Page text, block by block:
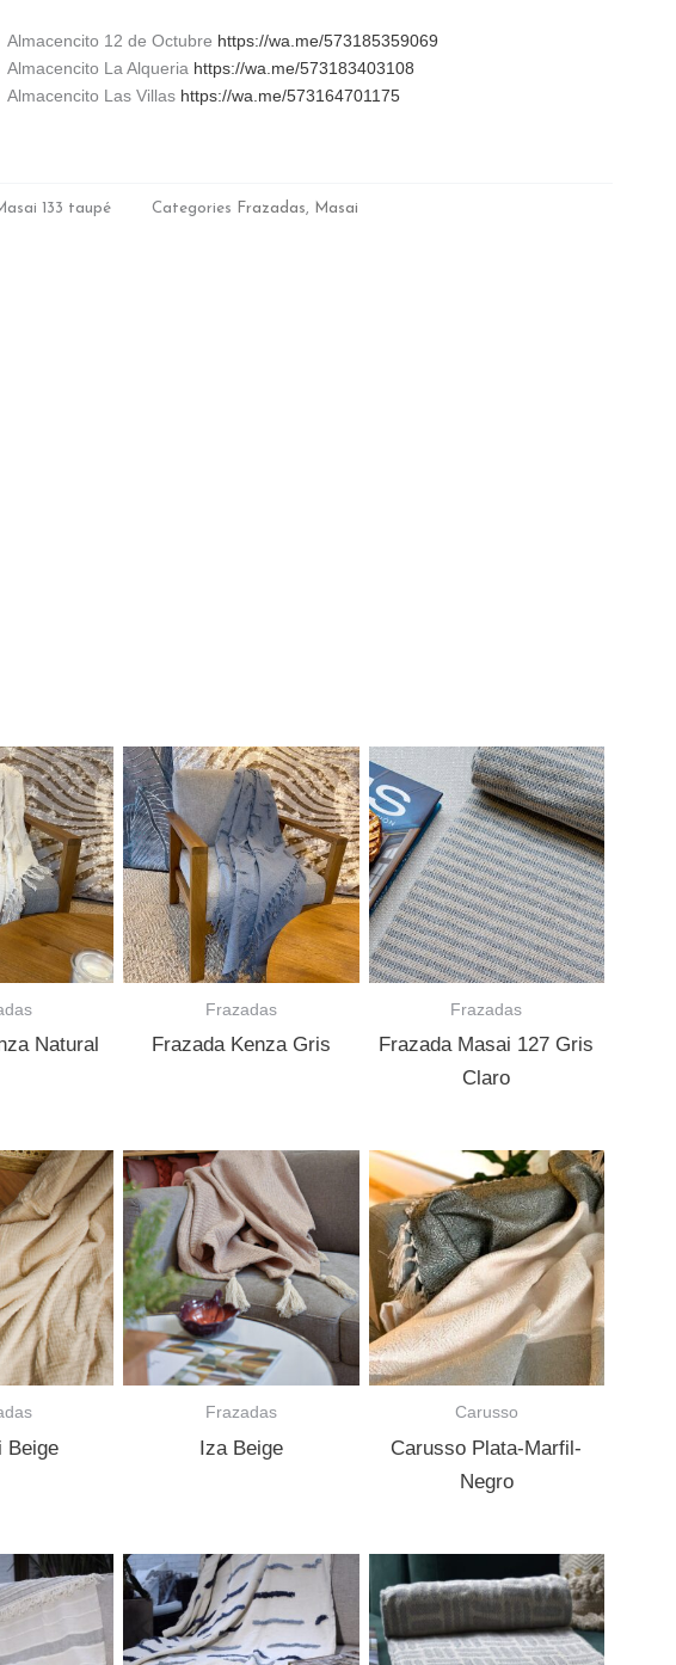
Almacencito 12 de Octubre https://wa.me/573185359069
Almacencito La Alqueria https://wa.me/573183403108
Almacencito Las Villas https://wa.me/573164701175
133 taupé Categories Frazadas, Masai
Natural
Frazadas
Frazada Kenza Gris
Frazadas
Frazada Masai 127 Gris
Claro
Beige
Frazadas
Iza Beige
Carusso
Carusso Plata-Marfil-
Negro